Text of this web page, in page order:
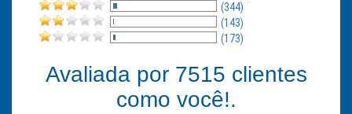
(344)
(143)
(173)
Avaliada por 7515 clientes
como você!.